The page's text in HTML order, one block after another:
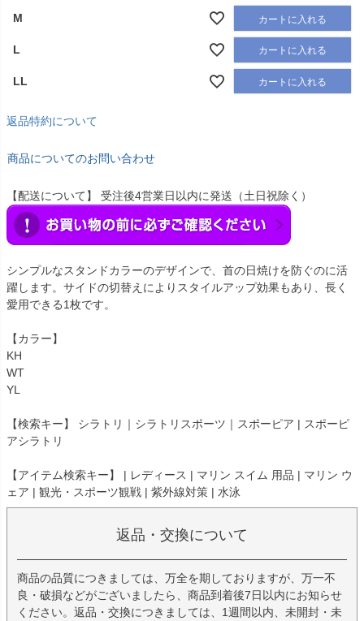
M カートに入れる
L カートに入れる
LL カートに入れる
返品特約について
商品についてのお問い合わせ
【配送について】 受注後4営業日以内に発送（土日祝除く）
シンプルなスタンドカラーのデザインで、首の日焼けを防ぐのに活
躍します。サイドの切替えによりスタイルアップ効果もあり、長く
愛用できる1枚です。
【カラー】
KH
WT
YL
【検索キー】 シラトリ｜シラトリスポーツ｜スポーピア | スポーピ
アシラトリ
【アイテム検索キー】 | レディース | マリン スイム 用品 | マリン ウ
ェア | 観光・スポーツ観戦 | 紫外線対策 | 水泳
返品・交換について
商品の品質につきましては、万全を期しておりますが、万一不
良・破損などがございましたら、商品到着後7日以内にお知らせ
ください。返品・交換につきましては、1週間以内、未開封・未